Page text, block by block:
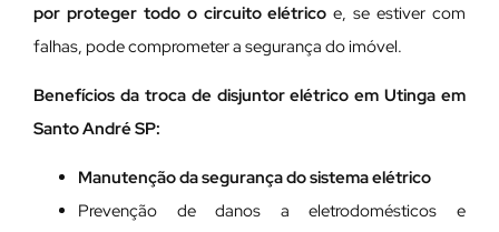
por proteger todo o circuito elétrico e, se estiver com
falhas, pode comprometer a segurança do imóvel.
Benefícios da troca de disjuntor elétrico em Utinga em
Santo André SP:
Manutenção da segurança do sistema elétrico
Prevenção de danos a eletrodomésticos e